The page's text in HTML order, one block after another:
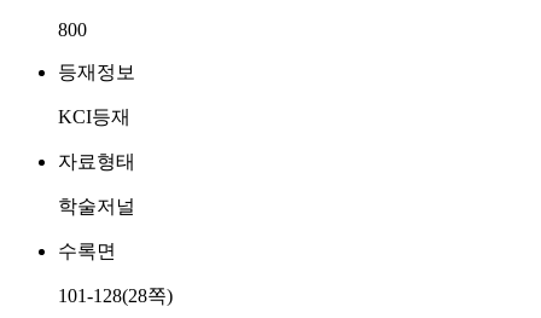
800
등재정보
KCI등재
자료형태
학술저널
수록면
101-128(28쪽)